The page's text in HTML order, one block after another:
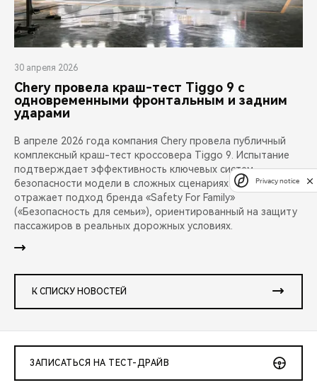
30 апреля 2026
Chery провела краш-тест Tiggo 9 с
одновременными фронтальным и задним
ударами
В апреле 2026 года компания Chery провела публичный
комплексный краш-тест кроссовера Tiggo 9. Испытание
подтверждает эффективность ключевых систем
безопасности модели в сложных сценариях аварий и
отражает подход бренда «Safety For Family»
(«Безопасность для семьи»), ориентированный на защиту
пассажиров в реальных дорожных условиях.
К СПИСКУ НОВОСТЕЙ
ЗАПИСАТЬСЯ НА ТЕСТ-ДРАЙВ
Privacy notice